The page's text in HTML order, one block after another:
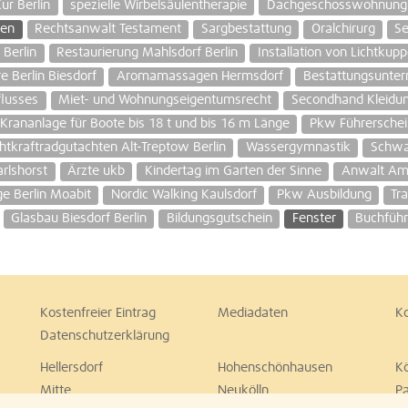
Berlin spezielle Wirbelsäulentherapie
Rechtsanwalt Testament Sargbestattung Oralchirurg
Berlin
Restaurierung Mahlsdorf Berlin
Installation von
Berlin Biesdorf
Aromamassagen Hermsdorf
Miet- und Wohnungseigentumsrecht
Secondhand
Krananlage für Boote bis 18 t und bis 16 m Länge
Pkw
Alt-Treptow Berlin
Wassergymnastik
Ärzte ukb Kindertag im Garten der Sinne
Anwalt
Berlin Moabit
Nordic Walking Kaulsdorf Pkw Ausbildung
Glasbau Biesdorf Berlin
Bildungsgutschein Fenster
Kostenfreier Eintrag Mediadaten
Datenschutzerklärung
Hellersdorf Hohenschönhausen
Mitte
Neukölln